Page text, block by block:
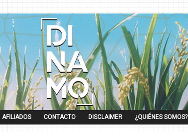
AFILIADOS CONTACTO DISCLAIMER ¿QUIÉNES SOMOS?